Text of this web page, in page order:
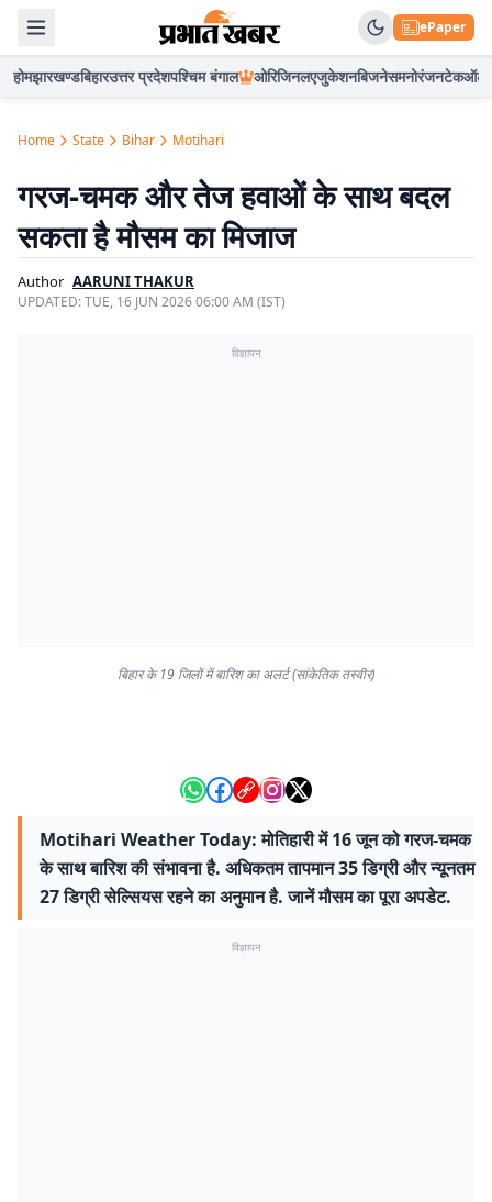
ePaper
होमझारखण्डबिहारउत्तर प्रदेशपश्चिम बंगाल ओरिजिनलएजुकेशनबिजनेसमनोरंजनटेकऑटो
Home State Bihar Motihari
गरज-चमक और तेज हवाओं के साथ बदल
सकता है मौसम का मिजाज
Author AARUNI THAKUR
UPDATED:TUE, 16 JUN 2026 06:00 AM (IST)
विज्ञापन
बिहार के 19 जिलों में बारिश का अलर्ट (सांकेतिक तस्वीर)
Motihari Weather Today: मोतिहारी में 16 जून को गरज-चमक
के साथ बारिश की संभावना है. अधिकतम तापमान 35 डिग्री और न्यूनतम
27 डिग्री सेल्सियस रहने का अनुमान है. जानें मौसम का पूरा अपडेट.
विज्ञापन